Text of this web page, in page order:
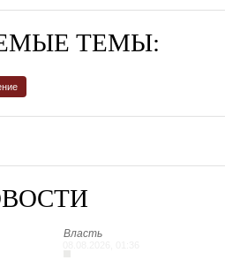
ТЕМЫ:
Власть